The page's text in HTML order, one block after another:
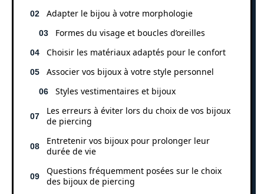
Adapter le bijou à votre morphologie
Formes du visage et boucles d’oreilles
Choisir les matériaux adaptés pour le confort
Associer vos bijoux à votre style personnel
Styles vestimentaires et bijoux
Les erreurs à éviter lors du choix de vos bijoux
de piercing
Entretenir vos bijoux pour prolonger leur
durée de vie
Questions fréquemment posées sur le choix
des bijoux de piercing